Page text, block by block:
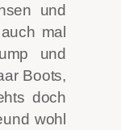
und
mal
und
Boots,
doch
wohl